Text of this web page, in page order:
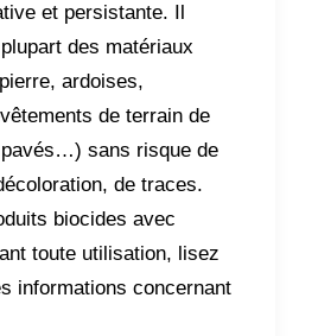
et persistante. Il
des matériaux
ardoises,
de terrain de
sans risque de
de traces.
biocides avec
toute utilisation, lisez
informations concernant